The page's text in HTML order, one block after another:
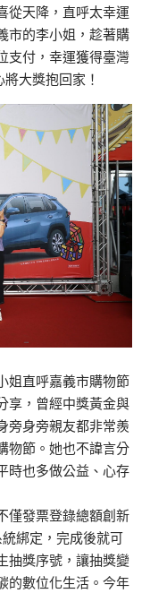
從天降，直呼太幸運
市的李小姐，趁著購
支付，幸運獲得臺灣
大獎抱回家！
姐直呼嘉義市購物節
享，曾經中獎黃金與
旁身旁親友都非常羨
物節。她也不諱言分
時也多做公益、心存
僅發票登錄總額創新
綁定，完成後就可
抽獎序號，讓抽獎變
的數位化生活。今年